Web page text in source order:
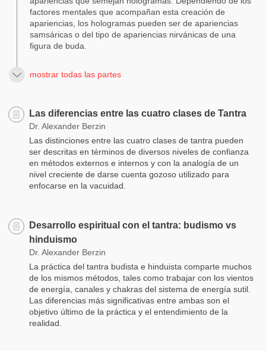
factores mentales que acompañan esta creación de
apariencias, los hologramas pueden ser de apariencias
samsáricas o del tipo de apariencias nirvánicas de una
figura de buda.
mostrar todas las partes
Las diferencias entre las cuatro clases de Tantra
Dr. Alexander Berzin
Las distinciones entre las cuatro clases de tantra pueden
ser descritas en términos de diversos niveles de confianza
en métodos externos e internos y con la analogía de un
nivel creciente de darse cuenta gozoso utilizado para
enfocarse en la vacuidad.
Desarrollo espiritual con el tantra: budismo vs
hinduismo
Dr. Alexander Berzin
La práctica del tantra budista e hinduista comparte muchos
de los mismos métodos, tales como trabajar con los vientos
de energía, canales y chakras del sistema de energía sutil.
Las diferencias más significativas entre ambas son el
objetivo último de la práctica y el entendimiento de la
realidad.